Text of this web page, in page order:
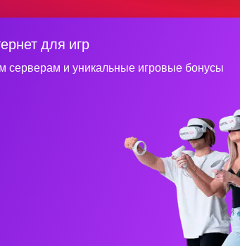
для игр
серверам и уникальные игровые бонусы